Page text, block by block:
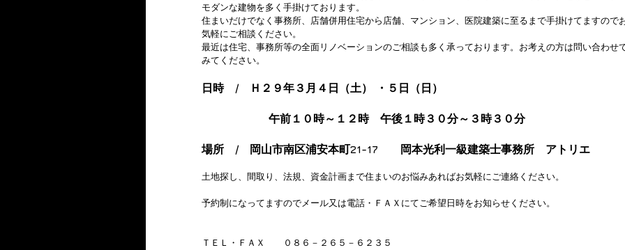
モダンな建物を多く手掛けております。
住まいだけでなく事務所、店舗併用住宅から店舗、マンション、医院建築に至るまで手掛けてますので
気軽にご相談ください。
最近は住宅、事務所等の全面リノベーションのご相談も多く承っております。お考えの方は問い合わせ
みてください。
日時　/　Ｈ２９年３月４日（土） ・５日（日）
午前１０時～１２時　午後１時３０分～３時３０分
場所　/　岡山市南区浦安本町21-17　　岡本光利一級建築士事務所　アトリエ
土地探し、間取り、法規、資金計画まで住まいのお悩みあればお気軽にご連絡ください。
予約制になってますのでメール又は電話・ＦＡＸにてご希望日時をお知らせください。
ＴＥＬ・ＦＡＸ　　０８６－２６５－６２３５